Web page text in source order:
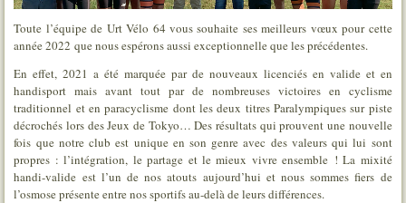
Toute l’équipe de Urt Vélo 64 vous souhaite ses meilleurs vœux pour cette
année 2022 que nous espérons aussi exceptionnelle que les précédentes.
En effet, 2021 a été marquée par de nouveaux licenciés en valide et en
handisport mais avant tout par de nombreuses victoires en cyclisme
traditionnel et en paracyclisme dont les deux titres Paralympiques sur piste
décrochés lors des Jeux de Tokyo… Des résultats qui prouvent une nouvelle
fois que notre club est unique en son genre avec des valeurs qui lui sont
propres : l’intégration, le partage et le mieux vivre ensemble ! La mixité
handi-valide est l’un de nos atouts aujourd’hui et nous sommes fiers de
l’osmose présente entre nos sportifs au-delà de leurs différences.